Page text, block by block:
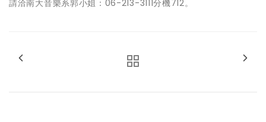
請洽南大音樂系郭小姐：06-213-3111分機712。